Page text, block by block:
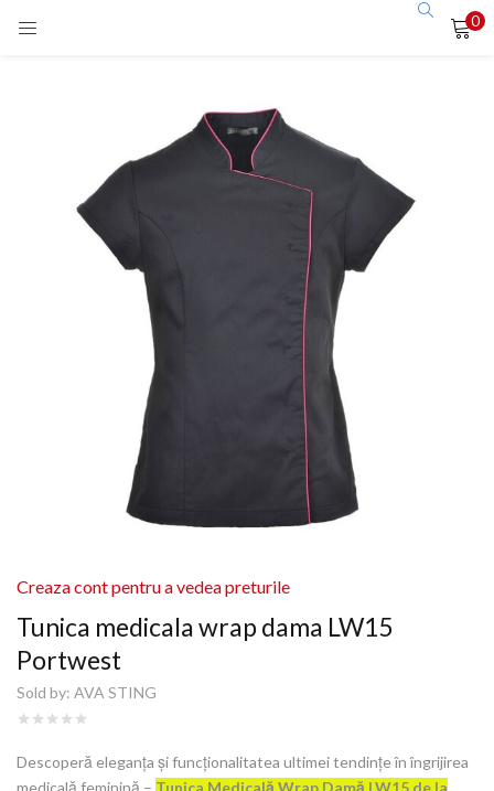
0
Tunica medicala wrap dama LW15
Portwest
Sold by: AVA STING
Creaza cont pentru a vedea preturile
Descoperă eleganța și funcționalitatea ultimei tendințe în îngrijirea
Enter your username and password to login.
Remember me